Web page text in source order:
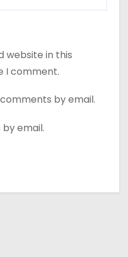
website in this
I comment.
by email.
email.